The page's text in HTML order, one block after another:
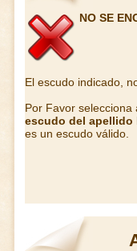
NO SE
El escudo indicado,
Por Favor
escudo del apellido
es un escudo válido.